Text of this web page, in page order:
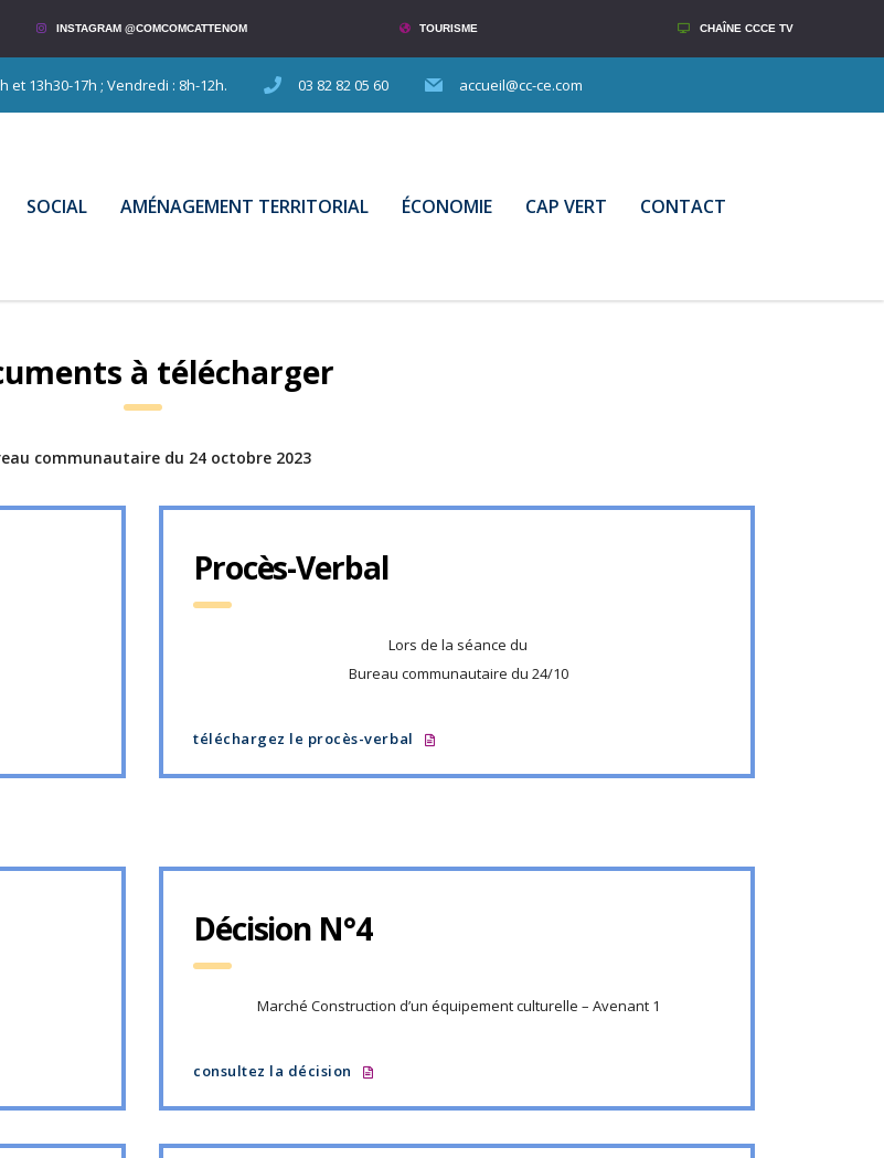
INSTAGRAM @COMCOMCATTENOM TOURISME CHAÎNE CCCE TV
et 13h30-17h ; Vendredi : 8h-12h. 03 82 82 05 60 accueil@cc-ce.com
SOCIAL AMÉNAGEMENT TERRITORIAL ÉCONOMIE CAP VERT CONTACT
à télécharger
communautaire du 24 octobre 2023
Procès-Verbal
Lors de la séance du
Bureau communautaire du 24/10
téléchargez le procès-verbal
Décision N°4
Marché Construction d’un équipement culturelle – Avenant 1
consultez la décision